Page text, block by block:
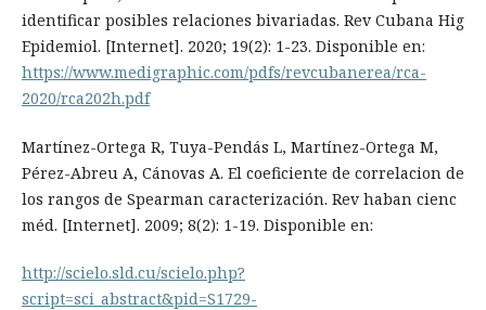
identificar posibles relaciones bivariadas. Rev Cubana Hig
Epidemiol. [Internet]. 2020; 19(2): 1-23. Disponible en:
https://www.medigraphic.com/pdfs/revcubanerea/rca-
2020/rca202h.pdf
Martínez-Ortega R, Tuya-Pendás L, Martínez-Ortega M,
Pérez-Abreu A, Cánovas A. El coeficiente de correlacion de
los rangos de Spearman caracterización. Rev haban cienc
méd. [Internet]. 2009; 8(2): 1-19. Disponible en:
http://scielo.sld.cu/scielo.php?
script=sci_abstract&pid=S1729-